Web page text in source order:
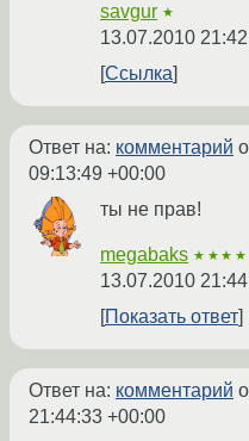
savgur ★
13.07.2010
Ссылка
Ответ на: комментарий
09:13:49 +00:00
ты не прав!
megabaks ★★★★
13.07.2010
Показать ответ
Ответ на: комментарий
21:44:33 +00:00